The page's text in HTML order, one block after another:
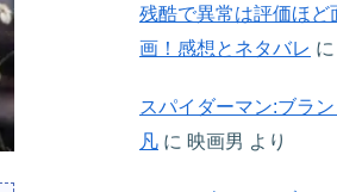
残酷で異常は評価ほ
画！感想とネタバレ に
スパイダーマン:ブラ
凡 に 映画男 より